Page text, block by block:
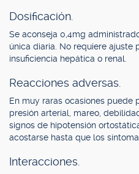
Dosificación.
Se aconseja 0,4mg
única diaria. No requiere ajuste
insuficiencia hepática o renal.
Reacciones adversas.
En muy raras ocasiones puede
presión arterial, mareo,
signos de hipotensión
acostarse hasta que los
Interacciones.